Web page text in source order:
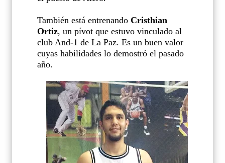
También está entrenando Cristhian
Ortiz, un pívot que estuvo vinculado al
club And-1 de La Paz. Es un buen valor
cuyas habilidades lo demostró el pasado
año.